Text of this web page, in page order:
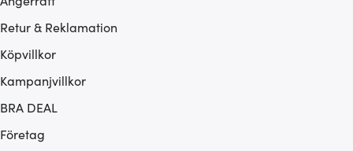
Retur & Reklamation
Köpvillkor
Kampanjvillkor
BRA DEAL
Företag